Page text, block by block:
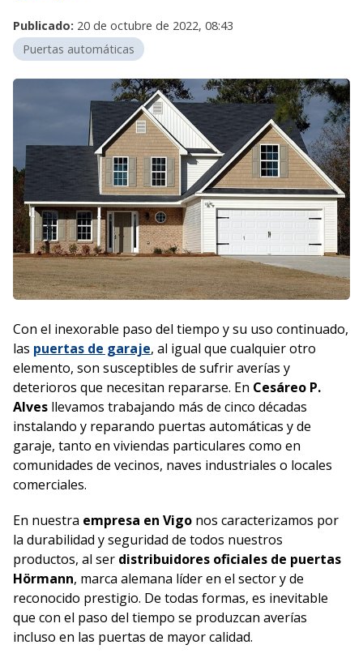
Publicado: 20 de octubre de 2022, 08:43
Puertas automáticas
Con el inexorable paso del tiempo y su uso continuado,
las puertas de garaje, al igual que cualquier otro
elemento, son susceptibles de sufrir averías y
deterioros que necesitan repararse. En Cesáreo P.
Alves llevamos trabajando más de cinco décadas
instalando y reparando puertas automáticas y de
garaje, tanto en viviendas particulares como en
comunidades de vecinos, naves industriales o locales
comerciales.
En nuestra empresa en Vigo nos caracterizamos por
la durabilidad y seguridad de todos nuestros
productos, al ser distribuidores oficiales de puertas
Hörmann, marca alemana líder en el sector y de
reconocido prestigio. De todas formas, es inevitable
que con el paso del tiempo se produzcan averías
incluso en las puertas de mayor calidad.